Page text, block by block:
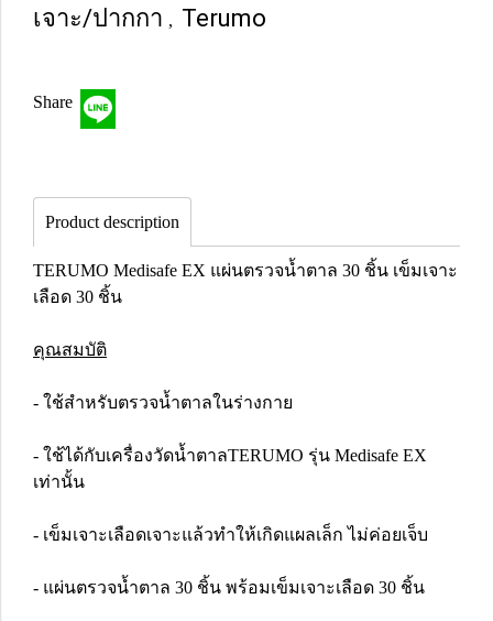
เจาะ/ปากกา , Terumo
Share
Product description
TERUMO Medisafe EX แผ่นตรวจน้ำตาล 30 ชิ้น เข็มเจาะ
เลือด 30 ชิ้น
คุณสมบัติ
- ใช้สำหรับตรวจน้ำตาลในร่างกาย
- ใช้ได้กับเครื่องวัดน้ำตาลTERUMO รุ่น Medisafe EX
เท่านั้น
- เข็มเจาะเลือดเจาะแล้วทำให้เกิดแผลเล็ก ไม่ค่อยเจ็บ
- แผ่นตรวจน้ำตาล 30 ชิ้น พร้อมเข็มเจาะเลือด 30 ชิ้น